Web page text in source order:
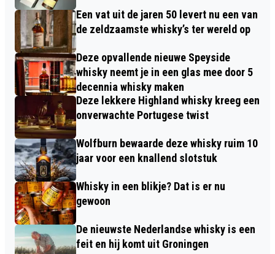
Een vat uit de jaren 50 levert nu een van
de zeldzaamste whisky’s ter wereld op
Deze opvallende nieuwe Speyside
whisky neemt je in een glas mee door 5
decennia whisky maken
Deze lekkere Highland whisky kreeg een
onverwachte Portugese twist
Wolfburn bewaarde deze whisky ruim 10
jaar voor een knallend slotstuk
Whisky in een blikje? Dat is er nu
gewoon
De nieuwste Nederlandse whisky is een
feit en hij komt uit Groningen